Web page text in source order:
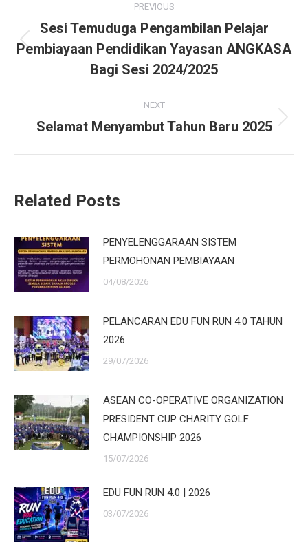
navigation
PREVIOUS
Previous
post:
Sesi Temuduga Pengambilan Pelajar
Pembiayaan Pendidikan Yayasan ANGKASA
Bagi Sesi 2024/2025
NEXT
Next
Selamat Menyambut Tahun Baru 2025
Related Posts
PENYELENGGARAAN SISTEM
PERMOHONAN PEMBIAYAAN
04/08/2026
PELANCARAN EDU FUN RUN 4.0 TAHUN
2026
29/07/2026
ASEAN CO-OPERATIVE ORGANIZATION
PRESIDENT CUP CHARITY GOLF
CHAMPIONSHIP 2026
15/07/2026
EDU FUN RUN 4.0 | 2026
03/07/2026